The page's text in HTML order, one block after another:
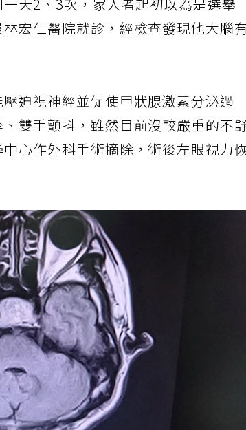
天2、3次，家人者起初以為是選舉
宏仁醫院就診，經檢查發現他大腦
迫視神經並促使甲狀腺激素分泌過
雙手顫抖，雖然目前沒較嚴重的不
心作外科手術摘除，術後左眼視力